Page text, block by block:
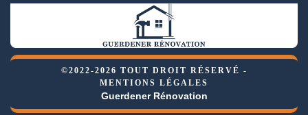
©2022-2026 TOUT DROIT RÉSERVÉ -
MENTIONS LÉGALES
Guerdener Rénovation